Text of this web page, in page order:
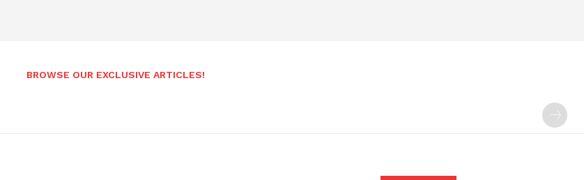
BROWSE OUR EXCLUSIVE ARTICLES!